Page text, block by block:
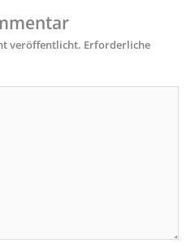
veröffentlicht. Erforderliche